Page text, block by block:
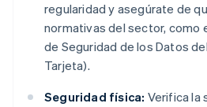
regularidad y asegúrate de
normativas del sector, como
de Seguridad de los Datos
Tarjeta).
Seguridad física: Verifica la